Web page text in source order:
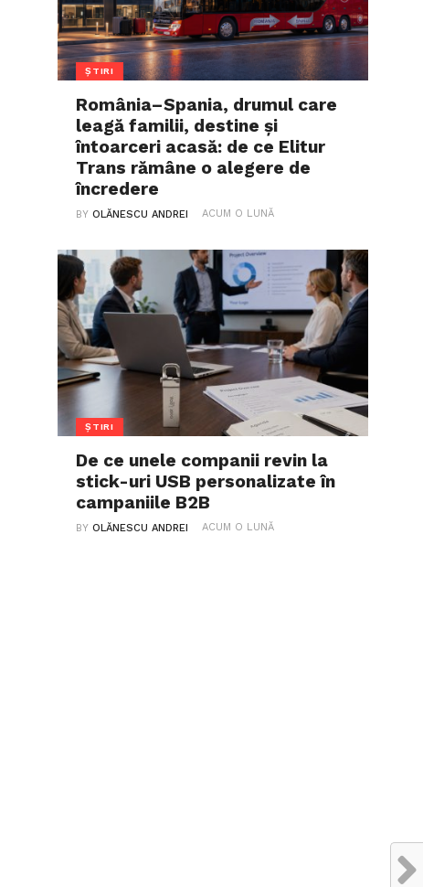
ȘTIRI
România–Spania, drumul care
leagă familii, destine și
întoarceri acasă: de ce Elitur
Trans rămâne o alegere de
încredere
BYOLĂNESCU ANDREI ACUM O LUNĂ
ȘTIRI
De ce unele companii revin la
stick-uri USB personalizate în
campaniile B2B
BYOLĂNESCU ANDREI ACUM O LUNĂ